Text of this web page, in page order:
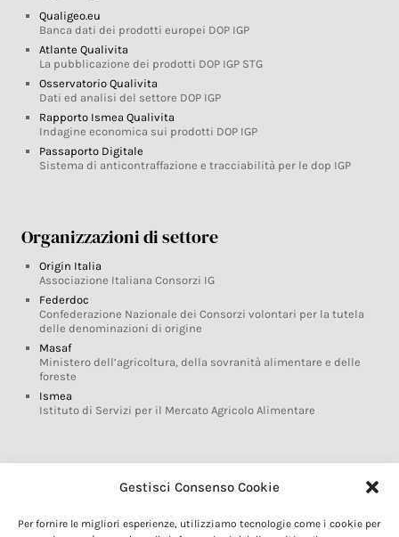
Gestisci Consenso Cookie
Per fornire le migliori esperienze, utilizziamo tecnologie come i cookie per
Qualigeo.eu
Banca dati dei prodotti europei DOP IGP
Atlante Qualivita
La pubblicazione dei prodotti DOP IGP STG
Osservatorio Qualivita
Dati ed analisi del settore DOP IGP
Rapporto Ismea Qualivita
Indagine economica sui prodotti DOP IGP
Passaporto Digitale
Sistema di anticontraffazione e tracciabilità per le dop IGP
Organizzazioni di settore
Origin Italia
Associazione Italiana Consorzi IG
Federdoc
Confederazione Nazionale dei Consorzi volontari per la tutela
delle denominazioni di origine
Masaf
Ministero dell’agricoltura, della sovranità alimentare e delle
foreste
Ismea
Istituto di Servizi per il Mercato Agricolo Alimentare
Glossario DOP IGP
Marchi DOP IGP